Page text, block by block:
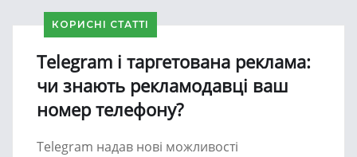
КОРИСНІ СТАТТІ
Telegram і таргетована реклама:
чи знають рекламодавці ваш
номер телефону?
Telegram надав нові можливості